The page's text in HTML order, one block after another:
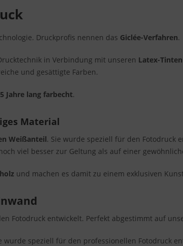
Druckprofis nennen das Giclée-Verfahren.
in Verbindung mit unseren Latex-Tinten
und gesättigte Farben.
Jahre lang farbecht.
Material
Weißanteil. Sie wurde speziell für den Fotodruck
viel besser zur Geltung als auf einer
und machen es damit zu einem exklusiven
Fotodruck entwickelt. Perfekt abgestimmt auf
speziell für den professionellen Fotodruck